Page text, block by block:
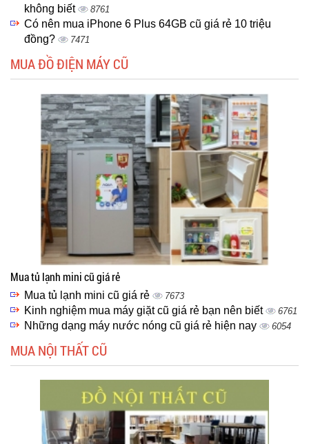
không biết
8761
Có nên mua iPhone 6 Plus 64GB cũ giá rẻ 10 triệu
đồng?
7471
MUA ĐỒ ĐIỆN MÁY CŨ
Mua tủ lạnh mini cũ giá rẻ
Mua tủ lạnh mini cũ giá rẻ 7673
Kinh nghiệm mua máy giặt cũ giá rẻ bạn nên biết 6761
Những dạng máy nước nóng cũ giá rẻ hiện nay 6054
MUA NỘI THẤT CŨ